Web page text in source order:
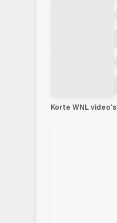
Korte WNL video's